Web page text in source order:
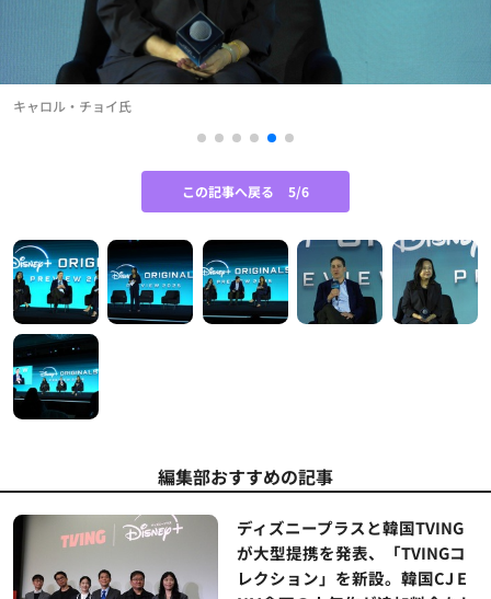
キャロル・チョイ氏
この記事へ戻る 5/6
編集部おすすめの記事
ディズニープラスと韓国TVING
が大型提携を発表、「TVINGコ
レクション」を新設。韓国CJ E